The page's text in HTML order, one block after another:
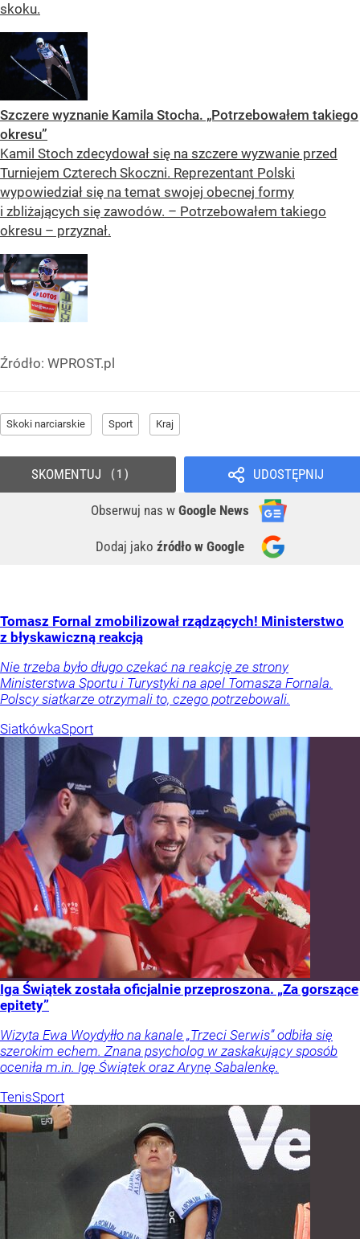
skoku.
Szczere wyznanie Kamila Stocha. „Potrzebowałem takiego
okresu”
Kamil Stoch zdecydował się na szczere wyzwanie przed
Turniejem Czterech Skoczni. Reprezentant Polski
wypowiedział się na temat swojej obecnej formy
i zbliżających się zawodów. – Potrzebowałem takiego
okresu – przyznał.
Źródło: WPROST.pl
Skoki narciarskie Sport Kraj
UDOSTĘPNIJ
Obserwuj nas w Google News
Dodaj jako źródło w Google
SKOMENTUJ 1
Tomasz Fornal zmobilizował rządzących! Ministerstwo
z błyskawiczną reakcją
Nie trzeba było długo czekać na reakcję ze strony
Ministerstwa Sportu i Turystyki na apel Tomasza Fornala.
Polscy siatkarze otrzymali to, czego potrzebowali.
SiatkówkaSport
Iga Świątek została oficjalnie przeproszona. „Za gorszące
epitety”
Wizyta Ewa Woydyłło na kanale „Trzeci Serwis” odbiła się
szerokim echem. Znana psycholog w zaskakujący sposób
oceniła m.in. Igę Świątek oraz Arynę Sabalenkę.
TenisSport